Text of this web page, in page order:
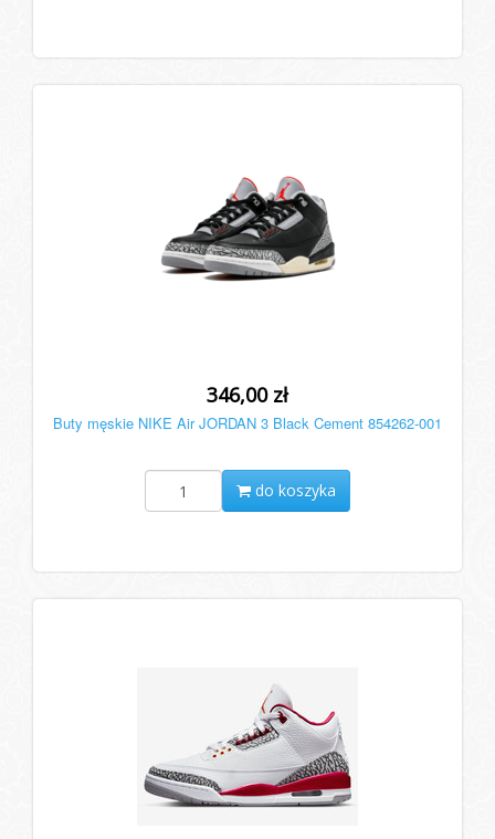
346,00 zł
Buty męskie NIKE Air JORDAN 3 Black Cement 854262-001
do koszyka